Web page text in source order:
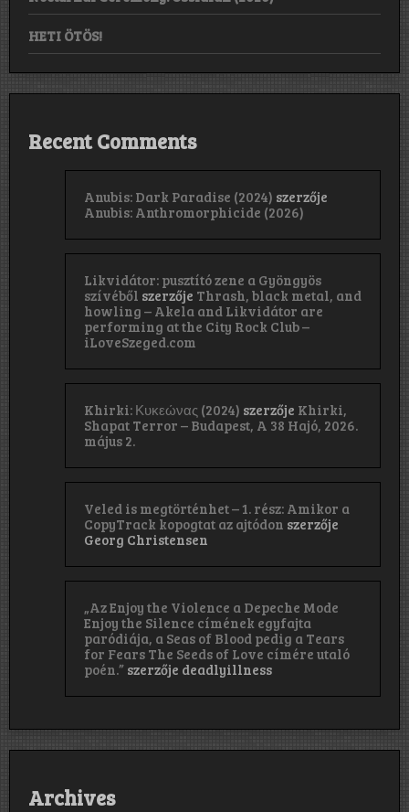
HETI ÖTÖS!
Recent Comments
Anubis: Dark Paradise (2024) szerzője
Anubis: Anthromorphicide (2026)
Likvidátor: pusztító zene a Gyöngyös
szívéből szerzője Thrash, black metal, and
howling – Akela and Likvidátor are
performing at the City Rock Club –
iLoveSzeged.com
Khirki: Κ​υ​κ​ε​ώ​ν​α​ς (2024) szerzője Khirki,
Shapat Terror – Budapest, A 38 Hajó, 2026.
május 2.
Veled is megtörténhet – 1. rész: Amikor a
CopyTrack kopogtat az ajtódon szerzője
Georg Christensen
„Az Enjoy the Violence a Depeche Mode
Enjoy the Silence címének egyfajta
paródiája, a Seas of Blood pedig a Tears
for Fears The Seeds of Love címére utaló
poén.” szerzője deadlyillness
Archives